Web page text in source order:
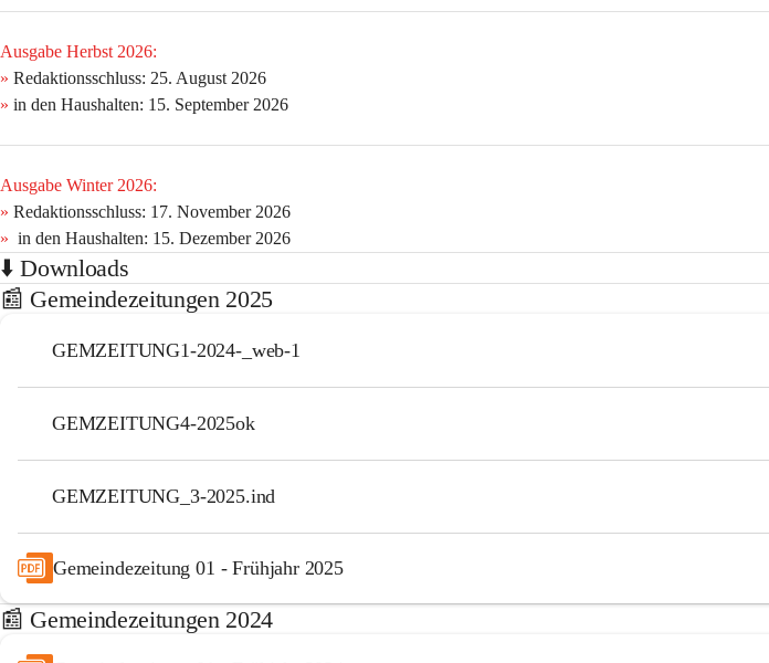
Ausgabe Herbst 2026:
» Redaktionsschluss: 25. August 2026
» in den Haushalten: 15. September 2026
Ausgabe Winter 2026:
» Redaktionsschluss: 17. November 2026
» in den Haushalten: 15. Dezember 2026
⬇️ Downloads
📰 Gemeindezeitungen 2025
GEMZEITUNG1-2024-_web-1
GEMZEITUNG4-2025ok
GEMZEITUNG_3-2025.ind
Gemeindezeitung 01 - Frühjahr 2025
📰 Gemeindezeitungen 2024